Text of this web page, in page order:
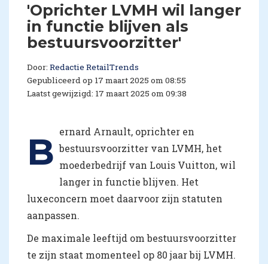
'Oprichter LVMH wil langer
in functie blijven als
bestuursvoorzitter'
Door: Redactie RetailTrends
Gepubliceerd op 17 maart 2025 om 08:55
Laatst gewijzigd: 17 maart 2025 om 09:38
B ernard Arnault, oprichter en
bestuursvoorzitter van LVMH, het
moederbedrijf van Louis Vuitton, wil
langer in functie blijven. Het
luxeconcern moet daarvoor zijn statuten
aanpassen.
De maximale leeftijd om bestuursvoorzitter
te zijn staat momenteel op 80 jaar bij LVMH.